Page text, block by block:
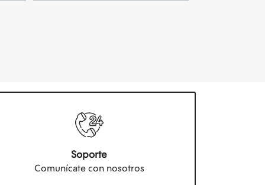
Soporte
Comunícate con nosotros